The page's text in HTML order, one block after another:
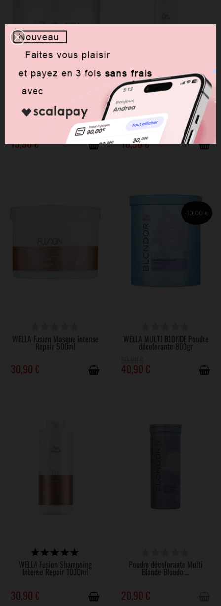
WELLA Fusion Masque Intense
Repair 150ml
15,90 €
WELLA Fusion Shampoing
Intense Repair 250ml
10,90 €
WELLA Fusion Masque intense
Repair 500ml
30,90 €
-10,00 €
WELLA MULTI BLONDE Poudre
décolorante 800gr
40,90 €
DISPONIBLE
WELLA Fusion Shampoing
Intense Repair 1000ml
30,90 €
Poudre décolorante Multi
Blonde Blondor...
20,90 €